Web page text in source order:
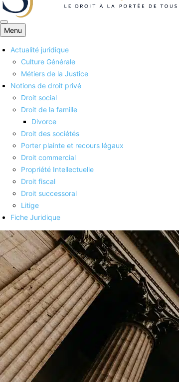
Savoirs juridiques
Menu
Actualité juridique
Culture Générale
Métiers de la Justice
Notions de droit privé
Droit social
Droit de la famille
Divorce
Droit des sociétés
Porter plainte et recours légaux
Droit commercial
Propriété Intellectuelle
Droit fiscal
Droit successoral
Litige
Fiche Juridique